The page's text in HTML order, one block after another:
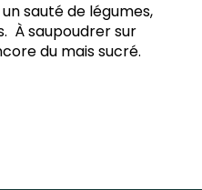
sauté de légumes,
À saupoudrer sur
du mais sucré.